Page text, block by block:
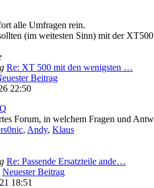
alle Umfragen rein.
(im weitesten Sinn) mit der
Re: XT 500 mit den wenigsten …
Beitrag
22:50
Forum, in welchem Fragen und
, Andy, Klaus
Re: Passende Ersatzteile ande…
Neuester Beitrag
18:51